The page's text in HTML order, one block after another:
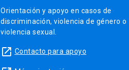
Orientación y apoyo en casos de
discriminación, violencia de género o
violencia sexual.
launch Contacto para apoyo